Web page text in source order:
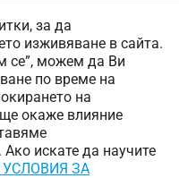
за да
изживяване в сайта.
се”, можем да Ви
по време на
на
окаже влияние
искате да научите
ЗА